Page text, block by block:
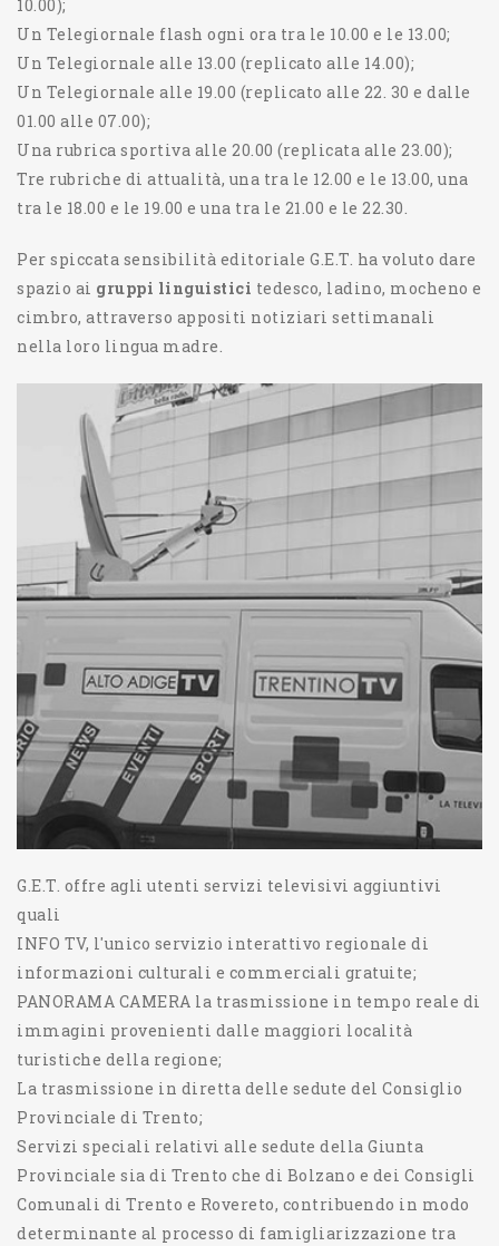
10.00);
Un Telegiornale flash ogni ora tra le 10.00 e le 13.00;
Un Telegiornale alle 13.00 (replicato alle 14.00);
Un Telegiornale alle 19.00 (replicato alle 22. 30 e dalle
01.00 alle 07.00);
Una rubrica sportiva alle 20.00 (replicata alle 23.00);
Tre rubriche di attualità, una tra le 12.00 e le 13.00, una
tra le 18.00 e le 19.00 e una tra le 21.00 e le 22.30.
Per spiccata sensibilità editoriale G.E.T. ha voluto dare
spazio ai gruppi linguistici tedesco, ladino, mocheno e
cimbro, attraverso appositi notiziari settimanali
nella loro lingua madre.
G.E.T. offre agli utenti servizi televisivi aggiuntivi
quali
INFO TV, l'unico servizio interattivo regionale di
informazioni culturali e commerciali gratuite;
PANORAMA CAMERA la trasmissione in tempo reale di
immagini provenienti dalle maggiori località
turistiche della regione;
La trasmissione in diretta delle sedute del Consiglio
Provinciale di Trento;
Servizi speciali relativi alle sedute della Giunta
Provinciale sia di Trento che di Bolzano e dei Consigli
Comunali di Trento e Rovereto, contribuendo in modo
determinante al processo di famigliarizzazione tra